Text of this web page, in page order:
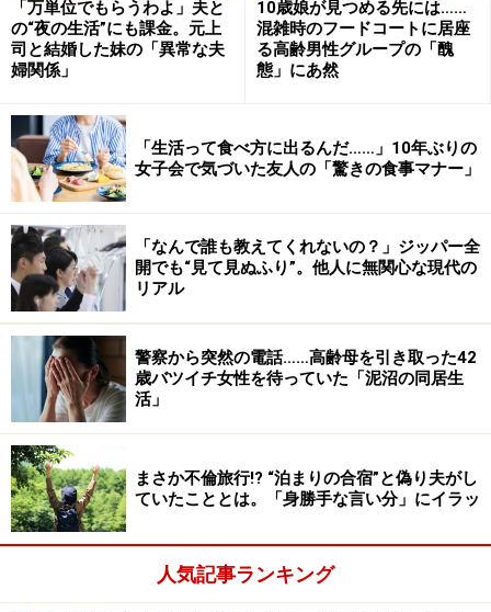
「万単位でもらうわよ」夫と
の“夜の生活”にも課金。元上
司と結婚した妹の「異常な夫
婦関係」
10歳娘が見つめる先には……
混雑時のフードコートに居座
る高齢男性グループの「醜
態」にあ然
「生活って食べ方に出るんだ……」10年ぶりの
女子会で気づいた友人の「驚きの食事マナー」
「なんで誰も教えてくれないの？」ジッパー全
開でも“見て見ぬふり”。他人に無関心な現代の
リアル
警察から突然の電話……高齢母を引き取った42
歳バツイチ女性を待っていた「泥沼の同居生
活」
まさか不倫旅行!? “泊まりの合宿”と偽り夫がし
ていたこととは。「身勝手な言い分」にイラッ
人気記事ランキング